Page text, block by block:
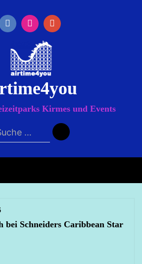
Kirmes und Events
bei Schneiders Caribbean Star